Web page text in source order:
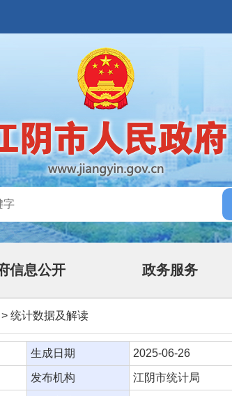
信息公开 政务服务
统计数据及解读
生成日期 2025-06-26
发布机构 江阴市统计局